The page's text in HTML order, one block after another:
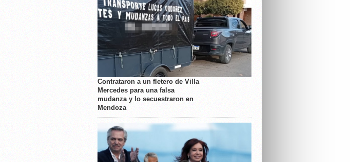
Contrataron a un fletero de Villa
Mercedes para una falsa
mudanza y lo secuestraron en
Mendoza